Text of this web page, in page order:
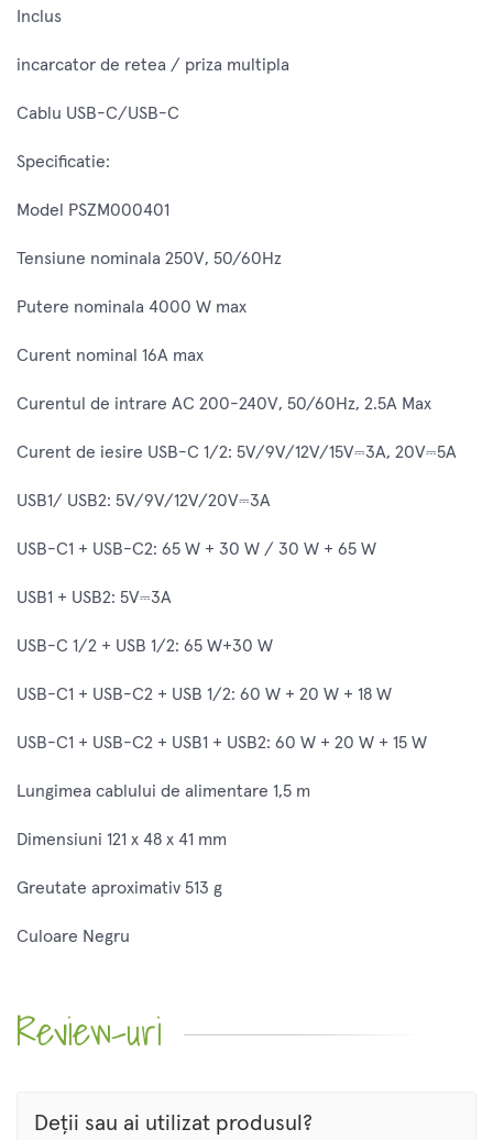
Inclus
incarcator de retea / priza multipla
Cablu USB-C/USB-C
Specificatie:
Model PSZM000401
Tensiune nominala 250V, 50/60Hz
Putere nominala 4000 W max
Curent nominal 16A max
Curentul de intrare AC 200-240V, 50/60Hz, 2.5A Max
Curent de iesire USB-C 1/2: 5V/9V/12V/15V⎓3A, 20V⎓5A
USB1/ USB2: 5V/9V/12V/20V⎓3A
USB-C1 + USB-C2: 65 W + 30 W / 30 W + 65 W
USB1 + USB2: 5V⎓3A
USB-C 1/2 + USB 1/2: 65 W+30 W
USB-C1 + USB-C2 + USB 1/2: 60 W + 20 W + 18 W
USB-C1 + USB-C2 + USB1 + USB2: 60 W + 20 W + 15 W
Lungimea cablului de alimentare 1,5 m
Dimensiuni 121 x 48 x 41 mm
Greutate aproximativ 513 g
Culoare Negru
Review-uri
Deții sau ai utilizat produsul?